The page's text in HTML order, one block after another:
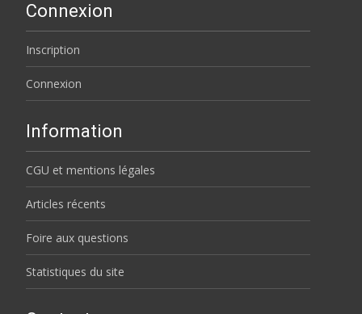
Connexion
Inscription
Connexion
Information
CGU et mentions légales
Articles récents
Foire aux questions
Statistiques du site